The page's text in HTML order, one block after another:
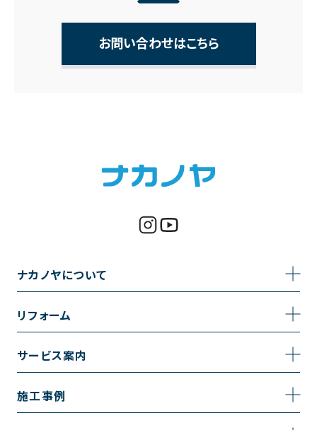
お問い合わせはこちら
ナカノヤについて
事業内容
採用情報
リフォーム
トイレのリフォーム
キッチンのリフォーム
サービス案内
サービスの流れ
施工事例